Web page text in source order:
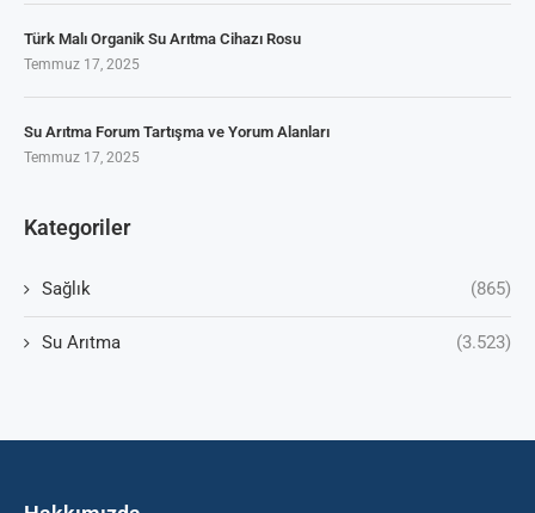
Türk Malı Organik Su Arıtma Cihazı Rosu
Temmuz 17, 2025
Su Arıtma Forum Tartışma ve Yorum Alanları
Temmuz 17, 2025
Kategoriler
Sağlık (865)
Su Arıtma (3.523)